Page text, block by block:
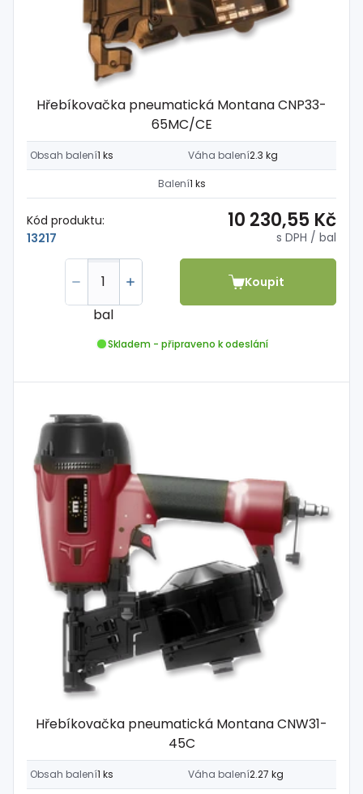
Hřebíkovačka pneumatická Montana CNP33-
65MC/CE
Obsah balení1 ks Váha balení2.3 kg
Balení1 ks
Kód produktu:
13217
10 230,55 Kč
s DPH / bal
bal
Koupit
Skladem - připraveno k odeslání
Hřebíkovačka pneumatická Montana CNW31-
45C
Obsah balení1 ks Váha balení2.27 kg